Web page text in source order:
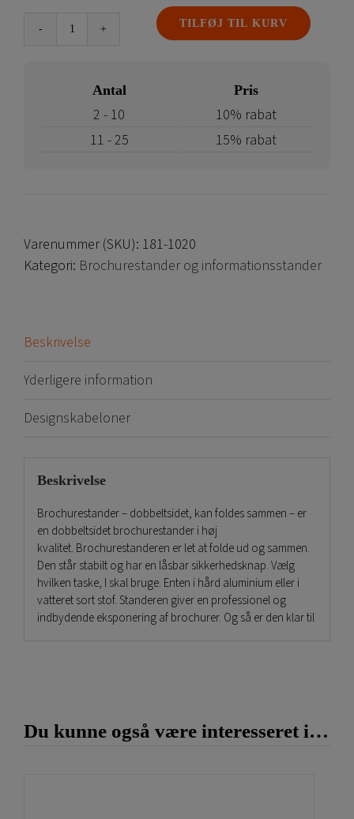
Brochurestander
dobbeltsidet,
foldes
sammen
TILFØJ TIL KURV
Antal Pris
2 - 10
10% rabat
11 - 25
15% rabat
Varenummer (SKU): 181-1020
Kategori: Brochurestander og informationsstander
Beskrivelse
Yderligere information
Designskabeloner
Beskrivelse
Brochurestander – dobbeltsidet, kan foldes sammen – er
en dobbeltsidet brochurestander i høj
kvalitet. Brochurestanderen er let at folde ud og sammen.
Den står stabilt og har en låsbar sikkerhedsknap. Vælg
hvilken taske, I skal bruge. Enten i hård aluminium eller i
vatteret sort stof. Standeren giver en professionel og
indbydende eksponering af brochurer. Og så er den klar til
Brochurestander – dobbeltsidet, kan foldes
Du kunne også være interesseret i…